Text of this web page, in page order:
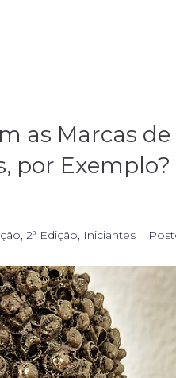
as Marcas
por
, 2ª Edição, Iniciantes